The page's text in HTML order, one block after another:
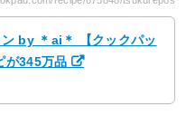
by ＊ai＊ 【クックパッ
が345万品